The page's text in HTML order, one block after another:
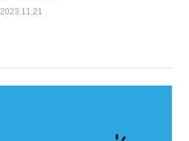
2023.11.21